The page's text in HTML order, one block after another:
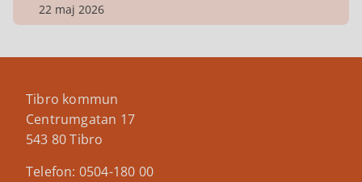
22 maj 2026
Tibro kommun
Centrumgatan 17
543 80 Tibro
Telefon: 0504-180 00